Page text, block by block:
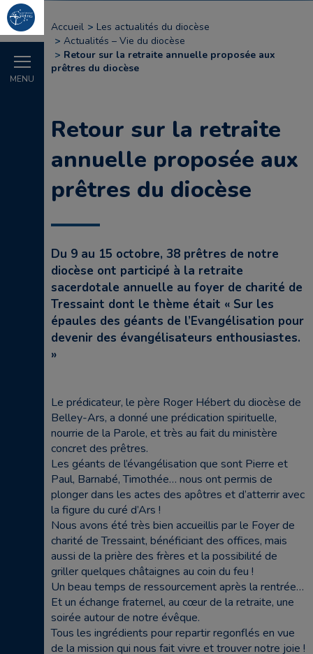
MENU
Accueil
Les actualités du diocèse
Actualités – Vie du diocèse
Retour sur la retraite annuelle proposée aux
prêtres du diocèse
Retour sur la retraite
annuelle proposée aux
prêtres du diocèse
Du 9 au 15 octobre, 38 prêtres de notre
diocèse ont participé à la retraite
sacerdotale annuelle au foyer de charité de
Tressaint dont le thème était « Sur les
épaules des géants de l’Evangélisation pour
devenir des évangélisateurs enthousiastes.
»
Le prédicateur, le père Roger Hébert du diocèse de
Belley-Ars, a donné une prédication spirituelle,
nourrie de la Parole, et très au fait du ministère
concret des prêtres.
Les géants de l’évangélisation que sont Pierre et
Paul, Barnabé, Timothée… nous ont permis de
plonger dans les actes des apôtres et d’atterrir avec
la figure du curé d’Ars !
Nous avons été très bien accueillis par le Foyer de
charité de Tressaint, bénéficiant des offices, mais
aussi de la prière des frères et la possibilité de
griller quelques châtaignes au coin du feu !
Un beau temps de ressourcement après la rentrée…
Et un échange fraternel, au cœur de la retraite, une
soirée autour de notre évêque.
Tous les ingrédients pour repartir regonflés en vue
de la mission qui nous fait vivre et trouver notre joie !